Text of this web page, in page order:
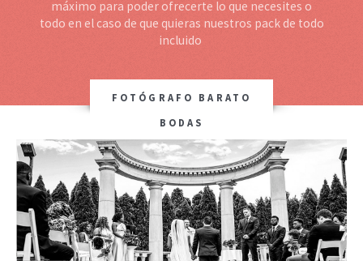
máximo para poder ofrecerte lo que necesites o
todo en el caso de que quieras nuestros pack de todo
incluido
FOTÓGRAFO BARATO
BODAS